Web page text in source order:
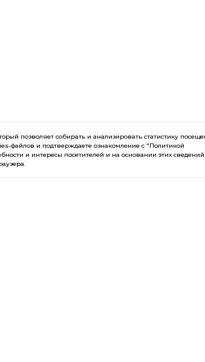
позволяет собирать и анализировать статистику
файлов и подтверждаете ознакомление с "Политикой
и интересы посетителей и на основании этих сведений